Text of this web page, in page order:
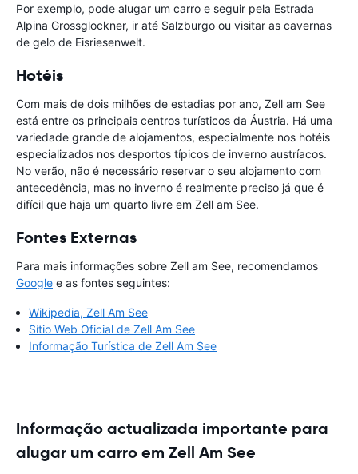
Por exemplo, pode alugar um carro e seguir pela Estrada
Alpina Grossglockner, ir até Salzburgo ou visitar as cavernas
de gelo de Eisriesenwelt.
Hotéis
Com mais de dois milhões de estadias por ano, Zell am See
está entre os principais centros turísticos da Áustria. Há uma
variedade grande de alojamentos, especialmente nos hotéis
especializados nos desportos típicos de inverno austríacos.
No verão, não é necessário reservar o seu alojamento com
antecedência, mas no inverno é realmente preciso já que é
difícil que haja um quarto livre em Zell am See.
Fontes Externas
Para mais informações sobre Zell am See, recomendamos
Google e as fontes seguintes:
Wikipedia, Zell Am See
Sítio Web Oficial de Zell Am See
Informação Turística de Zell Am See
Informação actualizada importante para
alugar um carro em Zell Am See